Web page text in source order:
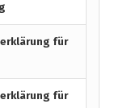
für
für